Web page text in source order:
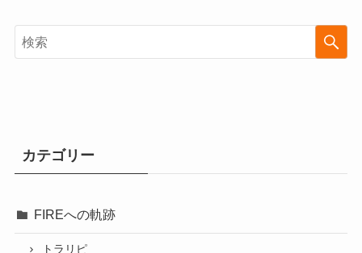
カテゴリー
FIREへの軌跡
トラリピ